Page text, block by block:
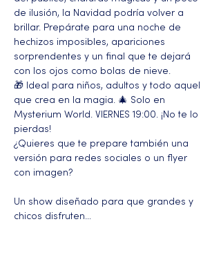
de ilusión, la Navidad podría volver a
brillar. Prepárate para una noche de
hechizos imposibles, apariciones
sorprendentes y un final que te dejará
con los ojos como bolas de nieve.
🎁 Ideal para niños, adultos y todo aquel
que crea en la magia. 🎄 Solo en
Mysterium World. VIERNES 19:00. ¡No te lo
pierdas!
¿Quieres que te prepare también una
versión para redes sociales o un flyer
con imagen?
Un show diseñado para que grandes y
chicos disfruten…